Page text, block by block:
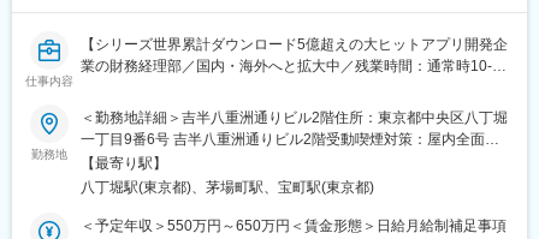
変更の範囲：会社の定める業務
ハリを付けながら長期就業されたい方へお勧めです。
■同社の特徴：
同社は中国の電気機器メーカーOPPOの日本法人として、2017年
OPPOのスマートフォンは世界60カ国以上に販路を拡大してお
り、世界シェア第4位と今後も成長が期待されるブランドです。世
界第6位となる54,000件以上の特許を取得しており、中でもバッ
テリー不要の通信を実現したOPPO Zero-Power Tagは『TIME』が
品）」に選出されております。
仕事内容
【シリーズ世界累計ダウンロード5億超えの大ヒットアプリ開発企
業の財務経理部／国内・海外へと拡大中／残業時間：通常時10‐
■業務概要：
自社アプリ『ibisPaint』の他、受託開発も行う当社において、財
務経理業務をお任せします。
今回は課長代理候補として実務およびリーダーとしてもお任せ予
定です。
勤務地
＜勤務地詳細＞吉半八重洲通りビル2階住所：東京都中央区八丁堀
一丁目9番6号 吉半八重洲通りビル2階受動喫煙対策：屋内全面禁
煙変更の範囲：会社の定める事業所
【最寄り駅】
八丁堀駅(東京都)、茅場町駅、宝町駅(東京都)
＜予定年収＞550万円～650万円＜賃金形態＞日給月給制補足事項